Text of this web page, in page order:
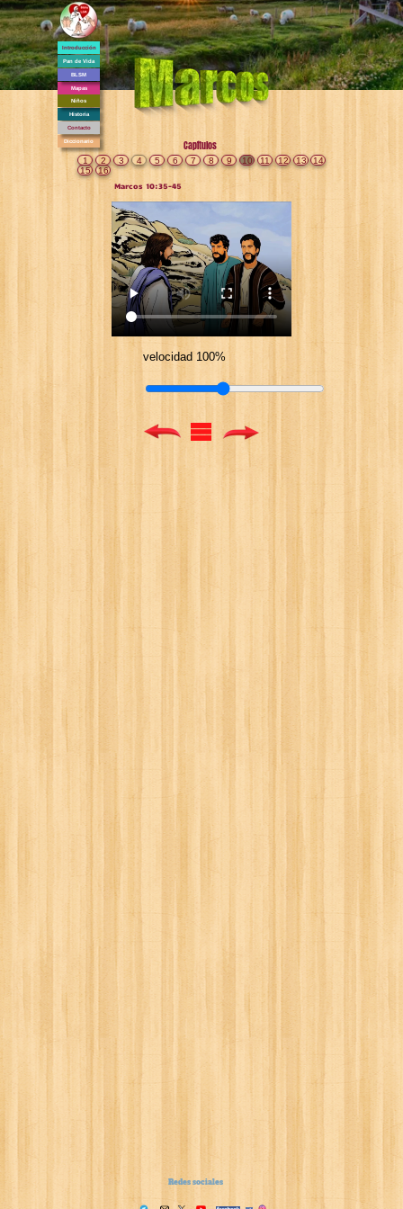
Introducción
Pan de Vida
BLSM
Mapas
Niños
Historia
Contacto
Diccionario Capítulos
1 2 3 4 5 6 7 8 9 10 11 12 13
14
15
16
Marcos 10:35-45
velocidad 100%
Redes sociales